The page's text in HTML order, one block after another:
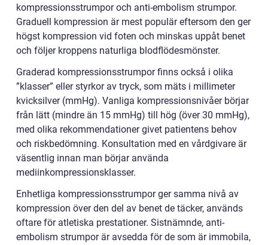
kompressionsstrumpor och anti-embolism strumpor.
Graduell kompression är mest populär eftersom den ger
högst kompression vid foten och minskas uppåt benet
och följer kroppens naturliga blodflödesmönster.
Graderad kompressionsstrumpor finns också i olika
”klasser” eller styrkor av tryck, som mäts i millimeter
kvicksilver (mmHg). Vanliga kompressionsnivåer börjar
från lätt (mindre än 15 mmHg) till hög (över 30 mmHg),
med olika rekommendationer givet patientens behov
och riskbedömning. Konsultation med en vårdgivare är
väsentlig innan man börjar använda
mediinkompressionsklasser.
Enhetliga kompressionsstrumpor ger samma nivå av
kompression över den del av benet de täcker, används
oftare för atletiska prestationer. Sistnämnde, anti-
embolism strumpor är avsedda för de som är immobila,